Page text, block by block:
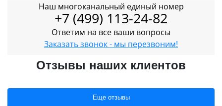
Наш многоканальный единый номер
+7 (499) 113-24-82
Ответим на все ваши вопросы
Заказать звонок - мы перезвоним!
Отзывы наших клиентов
Еще отзывы